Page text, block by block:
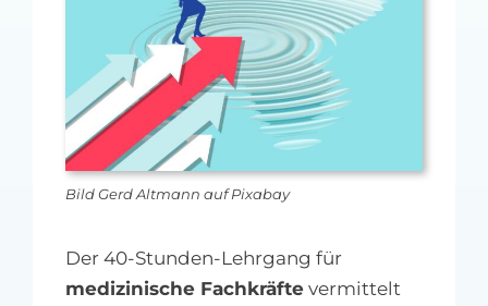
MFA-heute Newsletter-Anmeldung
Über uns
Ihre Werbung auf MFA-heute.de
SucheBild Gerd Altmann auf Pixabay
Der 40-Stunden-Lehrgang für
medizinische Fachkräftevermittelt